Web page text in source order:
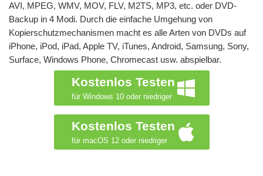
AVI, MPEG, WMV, MOV, FLV, M2TS, MP3, etc. oder DVD-
Backup in 4 Modi. Durch die einfache Umgehung von
Kopierschutzmechanismen macht es alle Arten von DVDs auf
iPhone, iPod, iPad, Apple TV, iTunes, Android, Samsung, Sony,
Surface, Windows Phone, Chromecast usw. abspielbar.
Kostenlos Testen
für Windows 10 oder niedriger
Kostenlos Testen
für macOS 12 oder niedriger